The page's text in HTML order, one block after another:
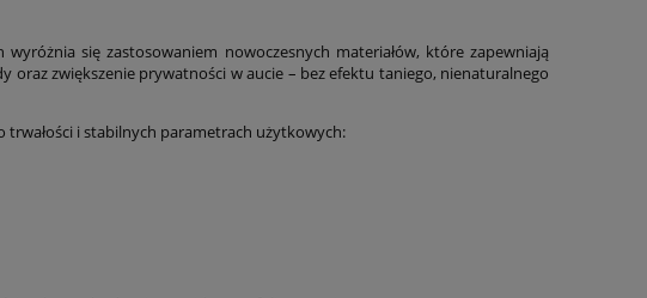
się zastosowaniem nowoczesnych materiałów, które zapewniają
zwiększenie prywatności w aucie – bez efektu taniego, nienaturalnego
trwałości i stabilnych parametrach użytkowych: